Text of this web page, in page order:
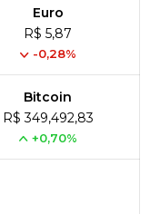
Euro
R$ 5,87
-0,28%
Bitcoin
R$ 349,492,83
+0,70%